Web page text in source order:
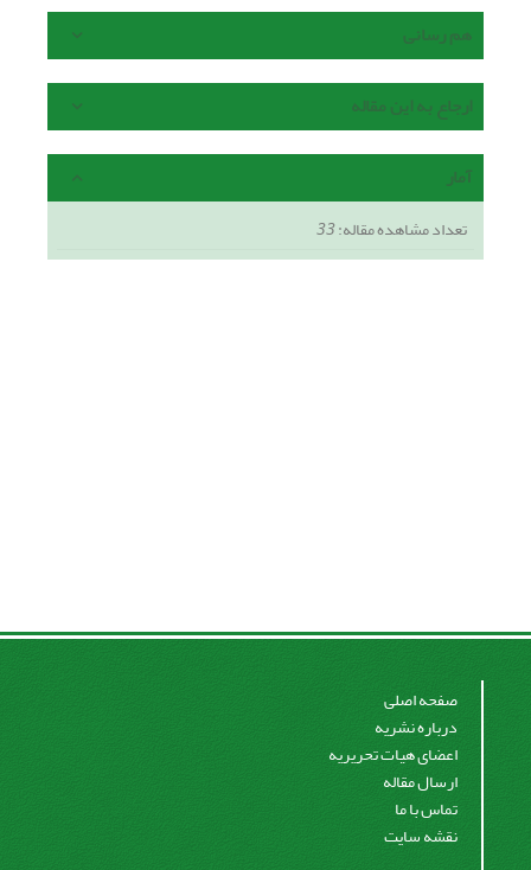
هم رسانی
ارجاع به این مقاله
آمار
تعداد مشاهده مقاله:33
صفحه اصلی
درباره نشریه
اعضای هیات تحریریه
ارسال مقاله
تماس با ما
نقشه سایت